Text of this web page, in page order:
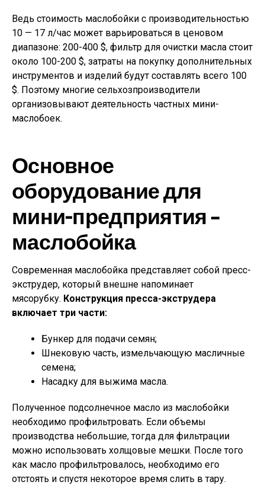
Ведь стоимость маслобойки с производительностью
10 — 17 л/час может варьироваться в ценовом
диапазоне: 200-400 $, фильтр для очистки масла стоит
около 100-200 $, затраты на покупку дополнительных
инструментов и изделий будут составлять всего 100
$. Поэтому многие сельхозпроизводители
организовывают деятельность частных мини-
маслобоек.
Основное
оборудование для
мини-предприятия –
маслобойка
Современная маслобойка представляет собой пресс-
экструдер, который внешне напоминает
мясорубку. Конструкция пресса-экструдера
включает три части:
Бункер для подачи семян;
Шнековую часть, измельчающую масличные
семена;
Насадку для выжима масла.
Полученное подсолнечное масло из маслобойки
необходимо профильтровать. Если объемы
производства небольшие, тогда для фильтрации
можно использовать холщовые мешки. После того
как масло профильтровалось, необходимо его
отстоять и спустя некоторое время слить в тару.